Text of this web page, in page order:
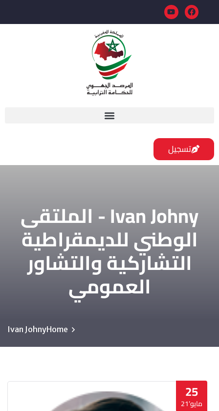
تسجيل
Ivan Johny - الملتقى
الوطني للديمقراطية
التشاركية والتشاور
العمومي
Home
Ivan Johny
25
مايو’21